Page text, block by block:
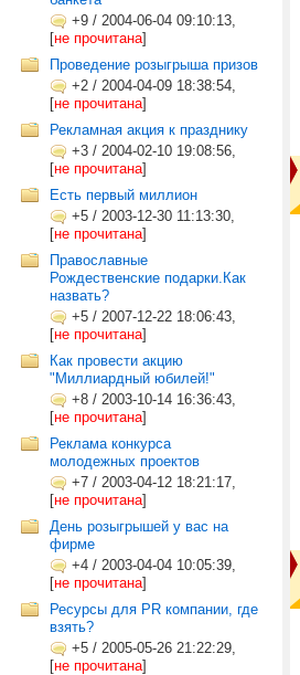
+9 / 2004-06-04 09:10:13,
[не прочитана]
Проведение розыгрыша призов
+2 / 2004-04-09 18:38:54,
[не прочитана]
Рекламная акция к празднику
+3 / 2004-02-10 19:08:56,
[не прочитана]
Есть первый миллион
+5 / 2003-12-30 11:13:30,
[не прочитана]
Православные
Рождественские подарки.Как
назвать?
+5 / 2007-12-22 18:06:43,
[не прочитана]
Как провести акцию
"Миллиардный юбилей!"
+8 / 2003-10-14 16:36:43,
[не прочитана]
Реклама конкурса
молодежных проектов
+7 / 2003-04-12 18:21:17,
[не прочитана]
День розыгрышей у вас на
фирме
+4 / 2003-04-04 10:05:39,
[не прочитана]
Ресурсы для PR компании, где
взять?
+5 / 2005-05-26 21:22:29,
[не прочитана]